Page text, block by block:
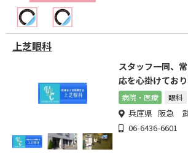
上芝眼科
スタッフ一同、
応を心掛けており
病院・医療 眼科
兵庫県 阪急
06-6436-6601